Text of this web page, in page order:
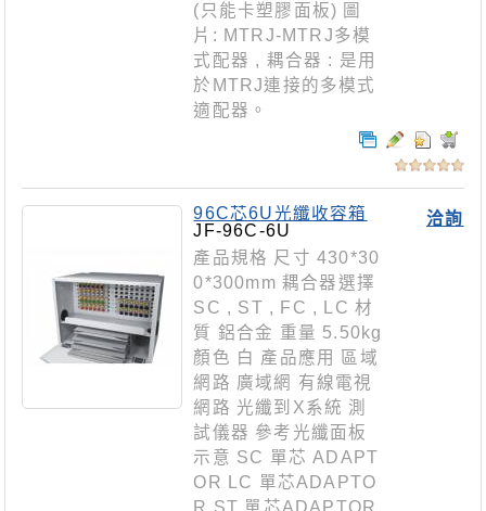
(只能卡塑膠面板) 圖
片: MTRJ-MTRJ多模
式配器 , 耦合器 : 是用
於MTRJ連接的多模式
適配器。
洽詢
96C芯6U光纖收容箱
JF-96C-6U
產品規格 尺寸 430*30
0*300mm 耦合器選擇
SC , ST , FC , LC 材
質 鋁合金 重量 5.50kg
顏色 白 產品應用 區域
網路 廣域網 有線電視
網路 光纖到X系統 測
試儀器 參考光纖面板
示意 SC 單芯 ADAPT
OR LC 單芯ADAPTO